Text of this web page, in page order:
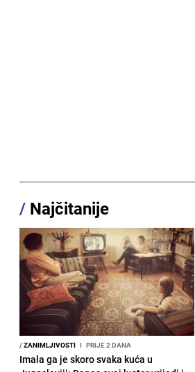
/ Najčitanije
/ZANIMLJIVOSTI I PRIJE 2 DANA
Imala ga je skoro svaka kuća u